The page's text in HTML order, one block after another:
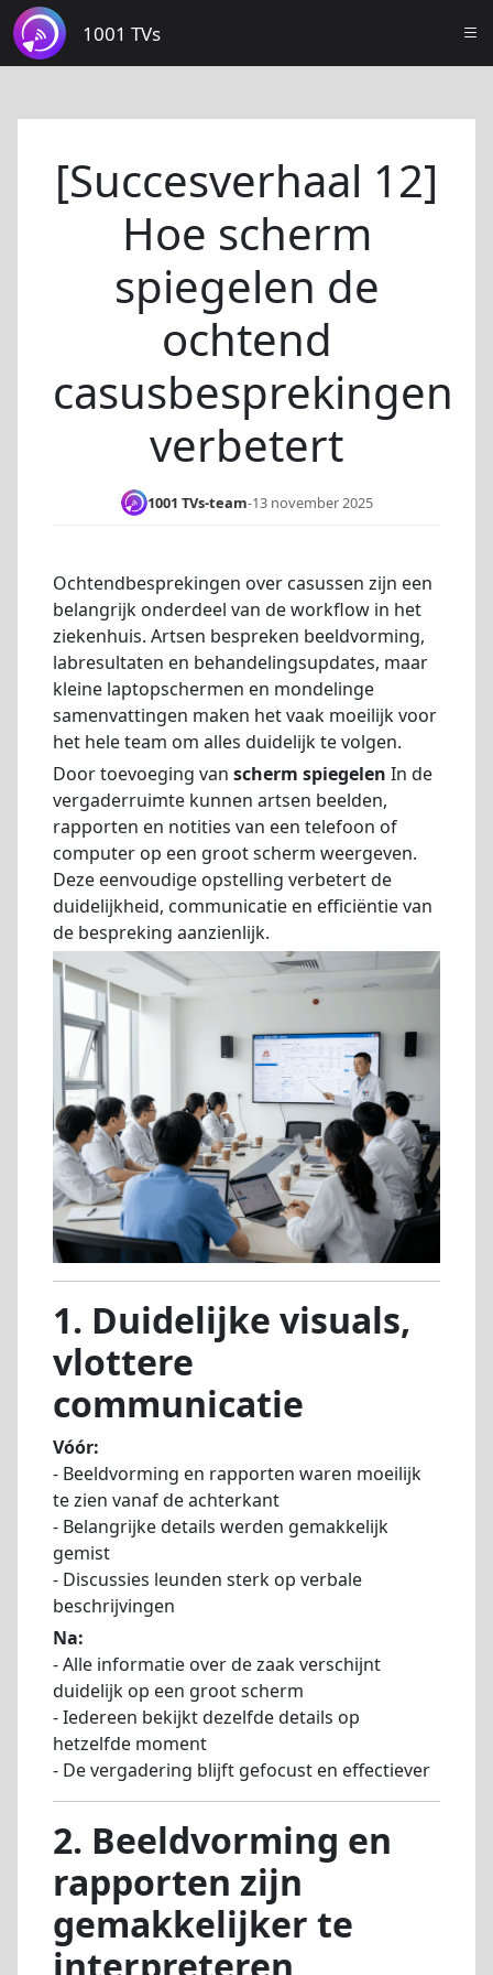
1001 TVs
[Succesverhaal 12]
Hoe scherm
spiegelen de
ochtend
casusbesprekingen
verbetert
1001 TVs-team-13 november 2025
Ochtendbesprekingen over casussen zijn een
belangrijk onderdeel van de workflow in het
ziekenhuis. Artsen bespreken beeldvorming,
labresultaten en behandelingsupdates, maar
kleine laptopschermen en mondelinge
samenvattingen maken het vaak moeilijk voor
het hele team om alles duidelijk te volgen.
Door toevoeging van scherm spiegelen In de
vergaderruimte kunnen artsen beelden,
rapporten en notities van een telefoon of
computer op een groot scherm weergeven.
Deze eenvoudige opstelling verbetert de
duidelijkheid, communicatie en efficiëntie van
de bespreking aanzienlijk.
1. Duidelijke visuals,
vlottere
communicatie
Vóór:
- Beeldvorming en rapporten waren moeilijk
te zien vanaf de achterkant
- Belangrijke details werden gemakkelijk
gemist
- Discussies leunden sterk op verbale
beschrijvingen
Na:
- Alle informatie over de zaak verschijnt
duidelijk op een groot scherm
- Iedereen bekijkt dezelfde details op
hetzelfde moment
- De vergadering blijft gefocust en effectiever
2. Beeldvorming en
rapporten zijn
gemakkelijker te